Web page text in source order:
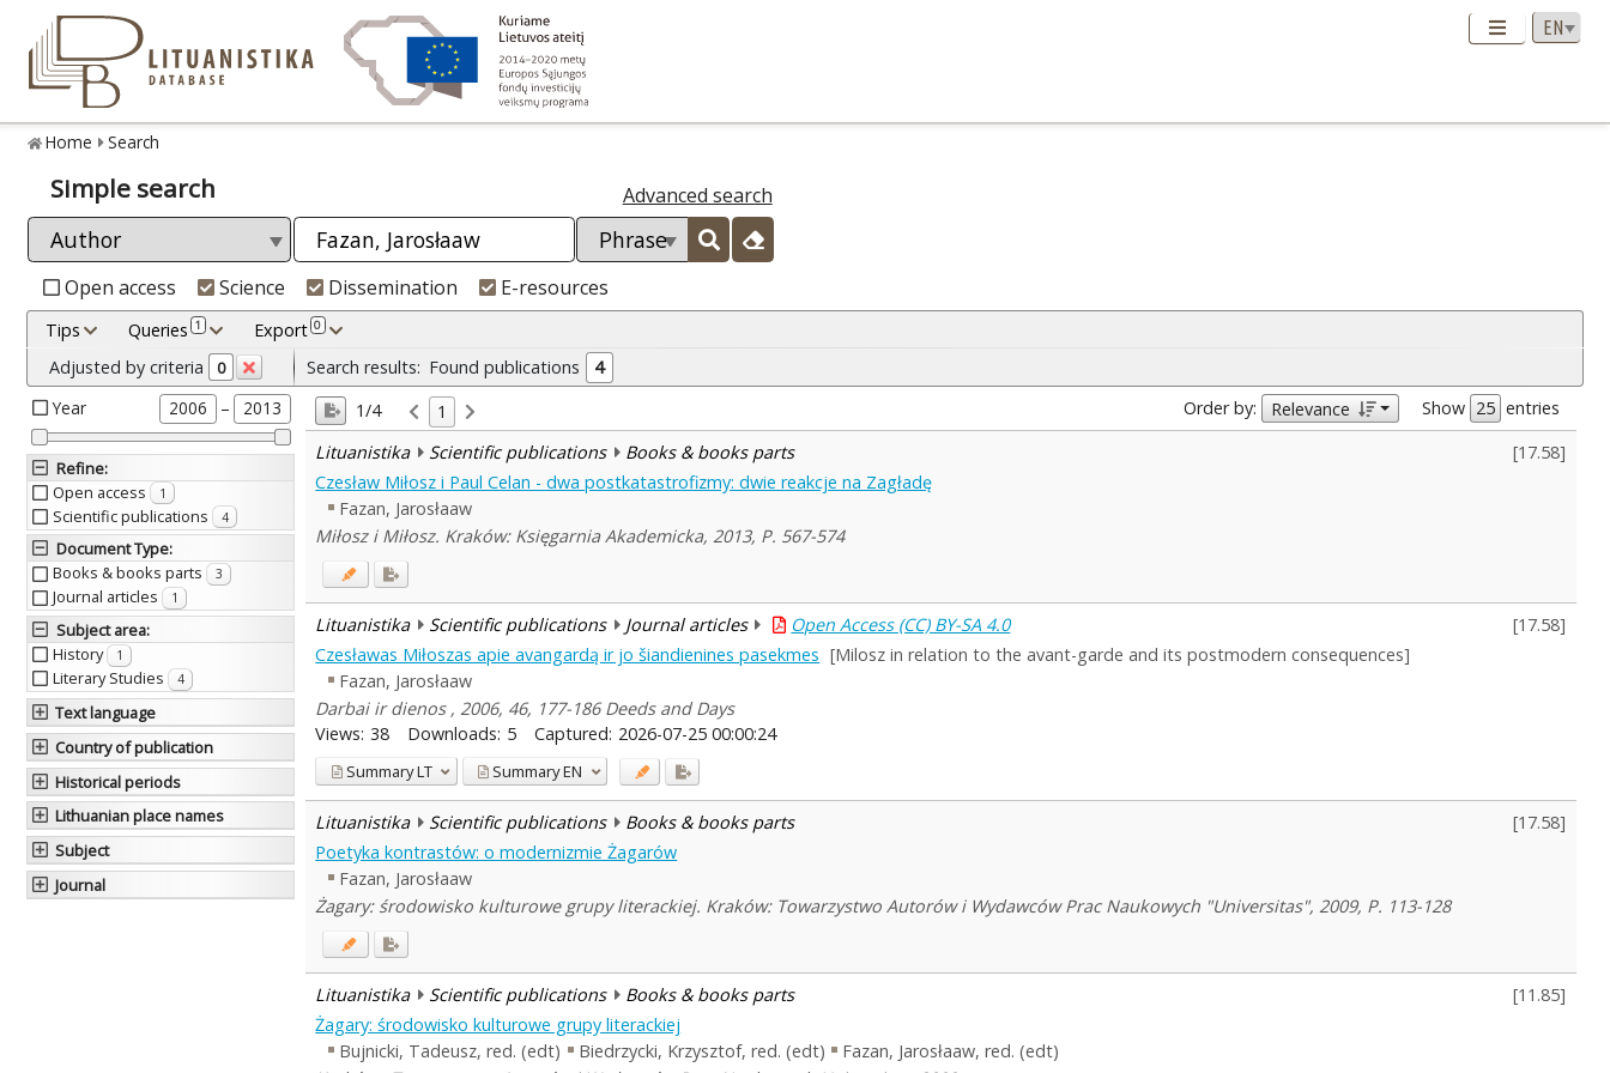
Home Search
Simple search Advanced search
Open access Science Dissemination E-resources
Tips Queries 1 Export 0
Adjusted by criteria 0
Year 2006 – 2013
Refine:
Open access
1
Scientific publications 4
Document Type:
Books & books parts
3
Journal articles 1
Subject area:
History
1
Literary Studies 4
Text language
Country of publication
Historical periods
Lithuanian place names
Subject
Journal
Search results: Found publications
4
1/4
1 Order by: Relevance Show
entries
Lituanistika
Scientific publications Books & books parts [17.58]
Czesław Miłosz i Paul Celan - dwa postkatastrofizmy: dwie reakcje na Zagładę
Fazan, Jarosłaaw
Miłosz i Miłosz. Kraków: Księgarnia Akademicka, 2013, P. 567-574
Lituanistika Scientific publications Journal articles Open Access (CC) BY-SA 4.0 [17.58]
Czesławas Miłoszas apie avangardą ir jo šiandienines pasekmes [Milosz in relation to the avant-garde and its postmodern consequences]
Fazan, Jarosłaaw
Darbai ir dienos , 2006, 46, 177-186 Deeds and Days
Views: 38 Downloads: 5 Captured: 2026-07-25 00:00:24
SummaryLT SummaryEN
Lituanistika Scientific publications Books & books parts [17.58]
Poetyka kontrastów: o modernizmie Żagarów
Fazan, Jarosłaaw
Żagary: środowisko kulturowe grupy literackiej. Kraków: Towarzystwo Autorów i Wydawców Prac Naukowych "Universitas", 2009, P. 113-128
Lituanistika Scientific publications Books & books parts [11.85]
Żagary: środowisko kulturowe grupy literackiej
Bujnicki, Tadeusz, red. (edt)
Biedrzycki, Krzysztof, red. (edt)
Fazan, Jarosłaaw, red. (edt)